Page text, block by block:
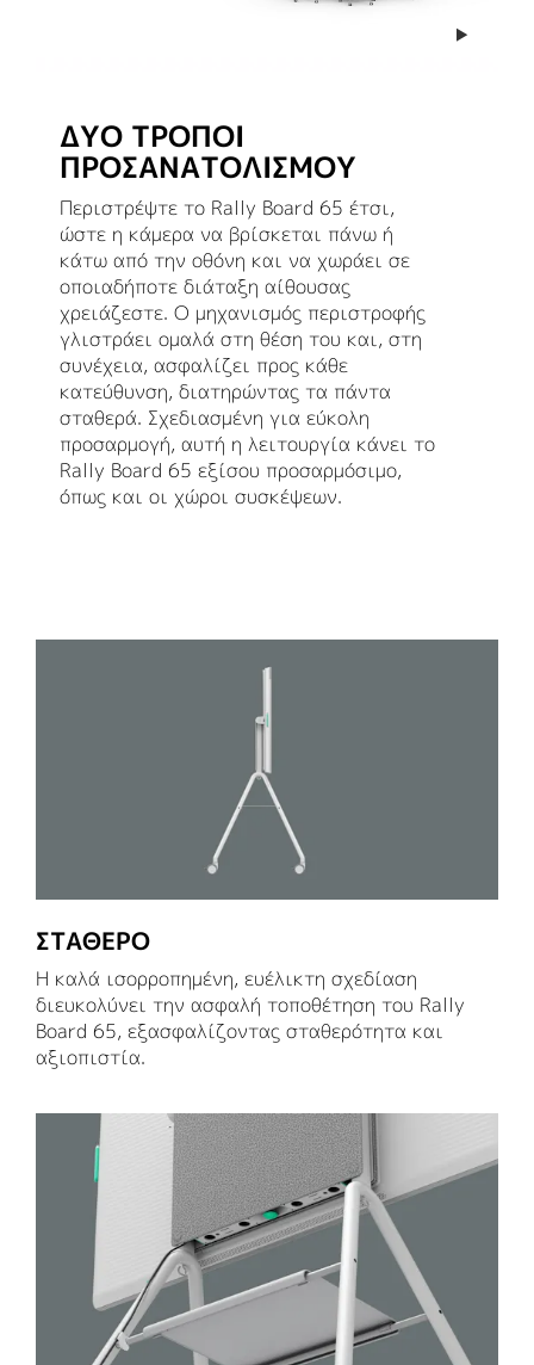
ΔΥΟ ΤΡΟΠΟΙ
ΠΡΟΣΑΝΑΤΟΛΙΣΜΟΥ
Περιστρέψτε το Rally Board 65 έτσι,
ώστε η κάμερα να βρίσκεται πάνω ή
κάτω από την οθόνη και να χωράει σε
οποιαδήποτε διάταξη αίθουσας
χρειάζεστε. Ο μηχανισμός περιστροφής
γλιστράει ομαλά στη θέση του και, στη
συνέχεια, ασφαλίζει προς κάθε
κατεύθυνση, διατηρώντας τα πάντα
σταθερά. Σχεδιασμένη για εύκολη
προσαρμογή, αυτή η λειτουργία κάνει το
Rally Board 65 εξίσου προσαρμόσιμο,
όπως και οι χώροι συσκέψεων.
ΣΤΑΘΕΡΌ
Η καλά ισορροπημένη, ευέλικτη σχεδίαση
διευκολύνει την ασφαλή τοποθέτηση του Rally
Board 65, εξασφαλίζοντας σταθερότητα και
αξιοπιστία.